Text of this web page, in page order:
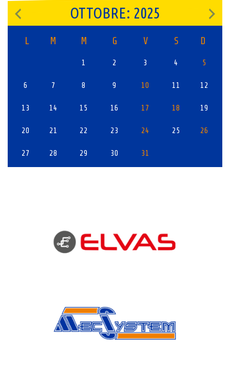
OTTOBRE: 2025
L M M G V S D
1 2 3 4 5
6 7 8 9 10 11 12
13 14 15 16 17 18 19
20 21 22 23 24 25 26
27 28 29 30 31